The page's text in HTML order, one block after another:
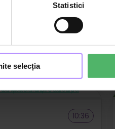
Statistici
selecția
Educație sexuală
10:36